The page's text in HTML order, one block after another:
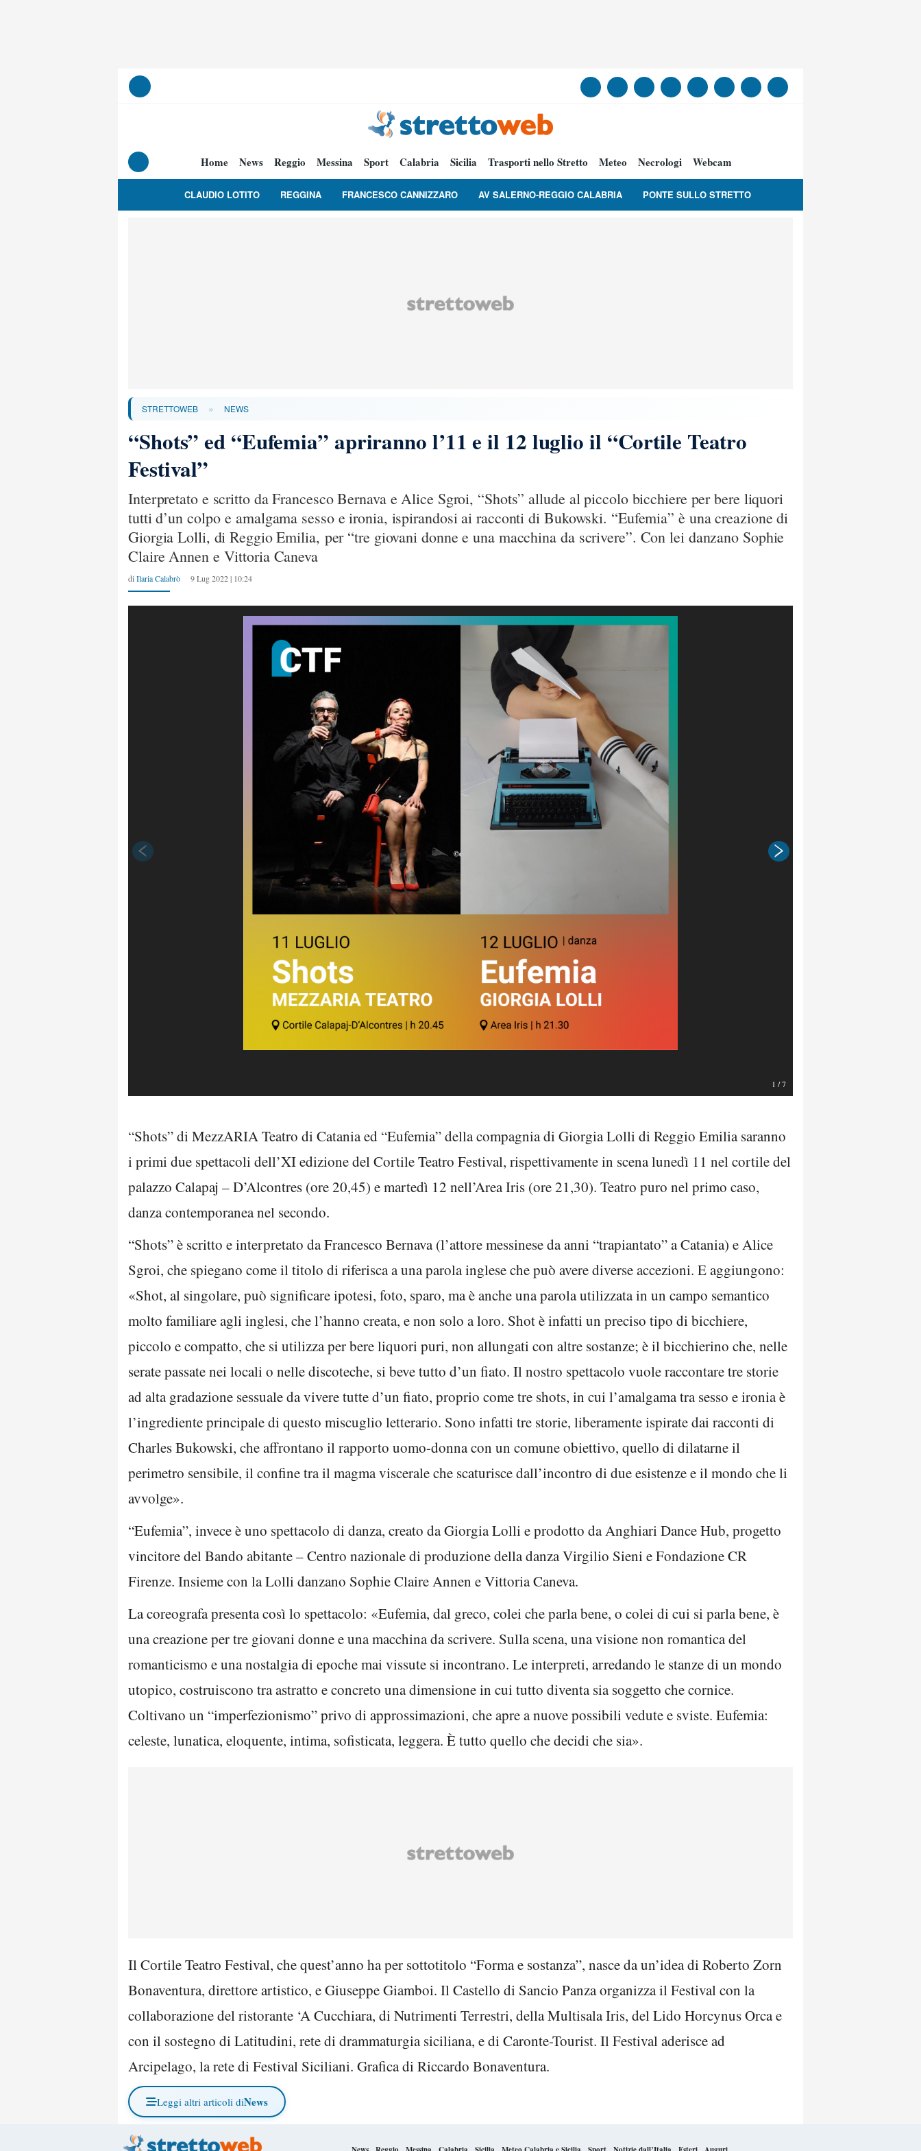
Home News Reggio Messina Sport Calabria Sicilia Trasporti nello Stretto Meteo Necrologi Webcam
CLAUDIO LOTITO REGGINA FRANCESCO CANNIZZARO AV SALERNO-REGGIO CALABRIA PONTE SULLO STRETTO
STRETTOWEB » NEWS
“Shots” ed “Eufemia” apriranno l’11 e il 12 luglio il “Cortile Teatro
Festival”
Interpretato e scritto da Francesco Bernava e Alice Sgroi, “Shots” allude al piccolo bicchiere per bere liquori
tutti d’un colpo e amalgama sesso e ironia, ispirandosi ai racconti di Bukowski. “Eufemia” è una creazione di
Giorgia Lolli, di Reggio Emilia, per “tre giovani donne e una macchina da scrivere”. Con lei danzano Sophie
Claire Annen e Vittoria Caneva
di Ilaria Calabrò 9 Lug 2022 | 10:24
1 /7
“Shots” di MezzARIA Teatro di Catania ed “Eufemia” della compagnia di Giorgia Lolli di Reggio Emilia saranno
i primi due spettacoli dell’XI edizione del Cortile Teatro Festival, rispettivamente in scena lunedì 11 nel cortile del
palazzo Calapaj – D’Alcontres (ore 20,45) e martedì 12 nell’Area Iris (ore 21,30). Teatro puro nel primo caso,
danza contemporanea nel secondo.
“Shots” è scritto e interpretato da Francesco Bernava (l’attore messinese da anni “trapiantato” a Catania) e Alice
Sgroi, che spiegano come il titolo di riferisca a una parola inglese che può avere diverse accezioni. E aggiungono:
«Shot, al singolare, può significare ipotesi, foto, sparo, ma è anche una parola utilizzata in un campo semantico
molto familiare agli inglesi, che l’hanno creata, e non solo a loro. Shot è infatti un preciso tipo di bicchiere,
piccolo e compatto, che si utilizza per bere liquori puri, non allungati con altre sostanze; è il bicchierino che, nelle
serate passate nei locali o nelle discoteche, si beve tutto d’un fiato. Il nostro spettacolo vuole raccontare tre storie
ad alta gradazione sessuale da vivere tutte d’un fiato, proprio come tre shots, in cui l’amalgama tra sesso e ironia è
l’ingrediente principale di questo miscuglio letterario. Sono infatti tre storie, liberamente ispirate dai racconti di
Charles Bukowski, che affrontano il rapporto uomo-donna con un comune obiettivo, quello di dilatarne il
perimetro sensibile, il confine tra il magma viscerale che scaturisce dall’incontro di due esistenze e il mondo che li
avvolge».
“Eufemia”, invece è uno spettacolo di danza, creato da Giorgia Lolli e prodotto da Anghiari Dance Hub, progetto
vincitore del Bando abitante – Centro nazionale di produzione della danza Virgilio Sieni e Fondazione CR
Firenze. Insieme con la Lolli danzano Sophie Claire Annen e Vittoria Caneva.
La coreografa presenta così lo spettacolo: «Eufemia, dal greco, colei che parla bene, o colei di cui si parla bene, è
una creazione per tre giovani donne e una macchina da scrivere. Sulla scena, una visione non romantica del
romanticismo e una nostalgia di epoche mai vissute si incontrano. Le interpreti, arredando le stanze di un mondo
utopico, costruiscono tra astratto e concreto una dimensione in cui tutto diventa sia soggetto che cornice.
Coltivano un “imperfezionismo” privo di approssimazioni, che apre a nuove possibili vedute e sviste. Eufemia:
celeste, lunatica, eloquente, intima, sofisticata, leggera. È tutto quello che decidi che sia».
Il Cortile Teatro Festival, che quest’anno ha per sottotitolo “Forma e sostanza”, nasce da un’idea di Roberto Zorn
Bonaventura, direttore artistico, e Giuseppe Giamboi. Il Castello di Sancio Panza organizza il Festival con la
collaborazione del ristorante ‘A Cucchiara, di Nutrimenti Terrestri, della Multisala Iris, del Lido Horcynus Orca e
con il sostegno di Latitudini, rete di drammaturgia siciliana, e di Caronte-Tourist. Il Festival aderisce ad
Arcipelago, la rete di Festival Siciliani. Grafica di Riccardo Bonaventura.
Leggi altri articoli diNews